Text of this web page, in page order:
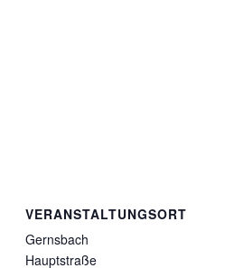
VERANSTALTUNGSORT
Gernsbach
Hauptstraße